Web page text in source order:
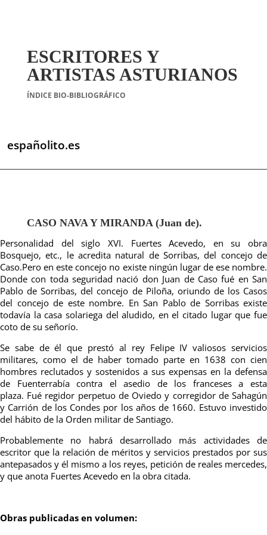
ESCRITORES Y
ARTISTAS ASTURIANOS
ÍNDICE BIO-BIBLIOGRÁFICO
españolito.es
CASO NAVA Y MIRANDA (Juan de).
Personalidad del siglo XVI. Fuertes Acevedo, en su obra
Bosquejo, etc., le acredita natural de Sorribas, del concejo de
Caso.Pero en este concejo no existe ningún lugar de ese nombre.
Donde con toda seguridad nació don Juan de Caso fué en San
Pablo de Sorribas, del concejo de Piloña, oriundo de los Casos
del concejo de este nombre. En San Pablo de Sorribas existe
todavía la casa solariega del aludido, en el citado lugar que fue
coto de su señorío.
Se sabe de él que prestó al rey Felipe IV valiosos servicios
militares, como el de haber tomado parte en 1638 con cien
hombres reclutados y sostenidos a sus expensas en la defensa
de Fuenterrabía contra el asedio de los franceses a esta
plaza. Fué regidor perpetuo de Oviedo y corregidor de Sahagún
y Carrión de los Condes por los años de 1660. Estuvo investido
del hábito de la Orden militar de Santiago.
Probablemente no habrá desarrollado más actividades de
escritor que la relación de méritos y servicios prestados por sus
antepasados y él mismo a los reyes, petición de reales mercedes,
y que anota Fuertes Acevedo en la obra citada.
Obras publicadas en volumen: